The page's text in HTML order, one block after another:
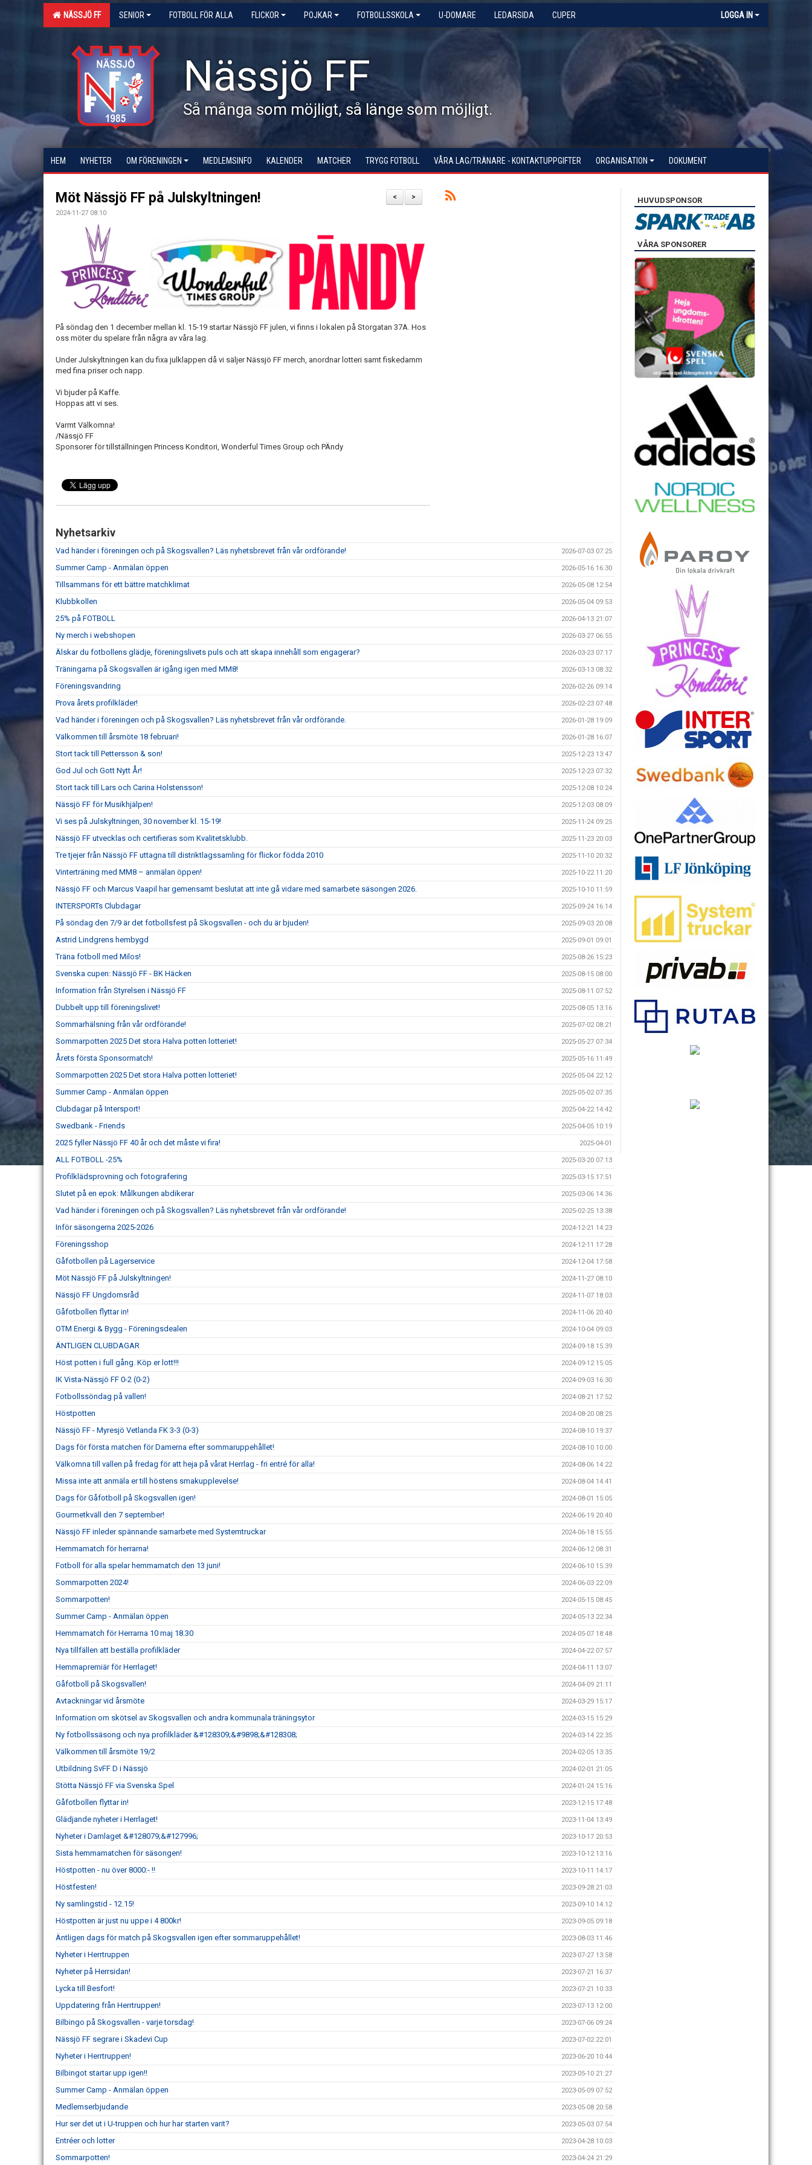
NÄSSJÖ FF SENIOR FOTBOLL FÖR ALLA FLICKOR POJKAR FOTBOLLSSKOLA U-DOMARE LEDARSIDA CUPER LOGGA IN
Nässjö FF
Så många som möjligt, så länge som möjligt.
HEM NYHETER OM FÖRENINGEN MEDLEMSINFO KALENDER MATCHER TRYGG FOTBOLL VÅRA LAG/TRÄNARE - KONTAKTUPPGIFTER ORGANISATION DOKUMENT
>
<
Möt Nässjö FF på Julskyltningen!
2024-11-27 08:10
På söndag den 1 december mellan kl. 15-19 startar Nässjö FF julen, vi finns i lokalen på Storgatan 37A. Hos
oss möter du spelare från några av våra lag.
Under Julskyltningen kan du fixa julklappen då vi säljer Nässjö FF merch, anordnar lotteri samt fiskedamm
med fina priser och napp.
Vi bjuder på Kaffe.
Hoppas att vi ses.
Varmt Välkomna!
/Nässjö FF
Sponsorer för tillställningen Princess Konditori, Wonderful Times Group och PÄndy
Nyhetsarkiv
Vad händer i föreningen och på Skogsvallen? Läs nyhetsbrevet från vår ordförande! 2026-07-03 07:25
Summer Camp - Anmälan öppen 2026-05-16 16:30
Tillsammans för ett bättre matchklimat 2026-05-08 12:54
Klubbkollen 2026-05-04 09:53
25% på FOTBOLL 2026-04-13 21:07
Ny merch i webshopen 2026-03-27 06:55
Älskar du fotbollens glädje, föreningslivets puls och att skapa innehåll som engagerar? 2026-03-23 07:17
Träningarna på Skogsvallen är igång igen med MM8! 2026-03-13 08:32
Föreningsvandring 2026-02-26 09:14
Prova årets profilkläder! 2026-02-23 07:48
Vad händer i föreningen och på Skogsvallen? Läs nyhetsbrevet från vår ordförande. 2026-01-28 19:09
Välkommen till årsmöte 18 februari! 2026-01-28 16:07
Stort tack till Pettersson & son! 2025-12-23 13:47
God Jul och Gott Nytt År! 2025-12-23 07:32
Stort tack till Lars och Carina Holstensson! 2025-12-08 10:24
Nässjö FF för Musikhjälpen! 2025-12-03 08:09
Vi ses på Julskyltningen, 30 november kl. 15-19! 2025-11-24 09:25
Nässjö FF utvecklas och certifieras som Kvalitetsklubb. 2025-11-23 20:03
Tre tjejer från Nässjö FF uttagna till distriktlagssamling för flickor födda 2010 2025-11-10 20:32
Vinterträning med MM8 – anmälan öppen! 2025-10-22 11:20
Nässjö FF och Marcus Vaapil har gemensamt beslutat att inte gå vidare med samarbete säsongen 2026. 2025-10-10 11:59
INTERSPORTs Clubdagar 2025-09-24 16:14
På söndag den 7/9 är det fotbollsfest på Skogsvallen - och du är bjuden! 2025-09-03 20:08
Astrid Lindgrens hembygd 2025-09-01 09:01
Träna fotboll med Milos! 2025-08-26 15:23
Svenska cupen: Nässjö FF - BK Häcken 2025-08-15 08:00
Information från Styrelsen i Nässjö FF 2025-08-11 07:52
Dubbelt upp till föreningslivet! 2025-08-05 13:16
Sommarhälsning från vår ordförande! 2025-07-02 08:21
Sommarpotten 2025 Det stora Halva potten lotteriet! 2025-05-27 07:34
Årets första Sponsormatch! 2025-05-16 11:49
Sommarpotten 2025 Det stora Halva potten lotteriet! 2025-05-04 22:12
Summer Camp - Anmälan öppen 2025-05-02 07:35
Clubdagar på Intersport! 2025-04-22 14:42
Swedbank - Friends 2025-04-05 10:19
2025 fyller Nässjö FF 40 år och det måste vi fira! 2025-04-01
ALL FOTBOLL -25% 2025-03-20 07:13
Profilklädsprovning och fotografering 2025-03-15 17:51
Slutet på en epok: Målkungen abdikerar 2025-03-06 14:36
Vad händer i föreningen och på Skogsvallen? Läs nyhetsbrevet från vår ordförande! 2025-02-25 13:38
Inför säsongerna 2025-2026 2024-12-21 14:23
Föreningsshop 2024-12-11 17:28
Gåfotbollen på Lagerservice 2024-12-04 17:58
Möt Nässjö FF på Julskyltningen! 2024-11-27 08:10
Nässjö FF Ungdomsråd 2024-11-07 18:03
Gåfotbollen flyttar in! 2024-11-06 20:40
OTM Energi & Bygg - Föreningsdealen 2024-10-04 09:03
ÄNTLIGEN CLUBDAGAR 2024-09-18 15:39
Höst potten i full gång. Köp er lott!!! 2024-09-12 15:05
IK Vista-Nässjö FF 0-2 (0-2) 2024-09-03 16:30
Fotbollssöndag på vallen! 2024-08-21 17:52
Höstpotten 2024-08-20 08:25
Nässjö FF - Myresjö Vetlanda FK 3-3 (0-3) 2024-08-10 19:37
Dags för första matchen för Damerna efter sommaruppehållet! 2024-08-10 10:00
Välkomna till vallen på fredag för att heja på vårat Herrlag - fri entré för alla! 2024-08-06 14:22
Missa inte att anmäla er till höstens smakupplevelse! 2024-08-04 14:41
Dags för Gåfotboll på Skogsvallen igen! 2024-08-01 15:05
Gourmetkväll den 7 september! 2024-06-19 20:40
Nässjö FF inleder spännande samarbete med Systemtruckar 2024-06-18 15:55
Hemmamatch för herrarna! 2024-06-12 08:31
Fotboll för alla spelar hemmamatch den 13 juni! 2024-06-10 15:39
Sommarpotten 2024! 2024-06-03 22:09
Sommarpotten! 2024-05-15 08:45
Summer Camp - Anmälan öppen 2024-05-13 22:34
Hemmamatch för Herrarna 10 maj 18.30 2024-05-07 18:48
Nya tillfällen att beställa profilkläder 2024-04-22 07:57
Hemmapremiär för Herrlaget! 2024-04-11 13:07
Gåfotboll på Skogsvallen! 2024-04-09 21:11
Avtackningar vid årsmöte 2024-03-29 15:17
Information om skötsel av Skogsvallen och andra kommunala träningsytor 2024-03-15 15:29
Ny fotbollssäsong och nya profilkläder &#128309;&#9898;&#128308; 2024-03-14 22:35
Välkommen till årsmöte 19/2 2024-02-05 13:35
Utbildning SvFF D i Nässjö 2024-02-01 21:05
Stötta Nässjö FF via Svenska Spel 2024-01-24 15:16
Gåfotbollen flyttar in! 2023-12-15 17:48
Glädjande nyheter i Herrlaget! 2023-11-04 13:49
Nyheter i Damlaget &#128079;&#127996; 2023-10-17 20:53
Sista hemmamatchen för säsongen! 2023-10-12 13:16
Höstpotten - nu över 8000:- !! 2023-10-11 14:17
Höstfesten! 2023-09-28 21:03
Ny samlingstid - 12.15! 2023-09-10 14:12
Höstpotten är just nu uppe i 4 800kr! 2023-09-05 09:18
Äntligen dags för match på Skogsvallen igen efter sommaruppehållet! 2023-08-03 11:46
Nyheter i Herrtruppen 2023-07-27 13:58
Nyheter på Herrsidan! 2023-07-21 16:37
Lycka till Besfort! 2023-07-21 10:33
Uppdatering från Herrtruppen! 2023-07-13 12:00
Bilbingo på Skogsvallen - varje torsdag! 2023-07-06 09:24
Nässjö FF segrare i Skadevi Cup 2023-07-02 22:01
Nyheter i Herrtruppen! 2023-06-20 10:44
Bilbingot startar upp igen!! 2023-05-10 21:27
Summer Camp - Anmälan öppen 2023-05-09 07:52
Medlemserbjudande 2023-05-08 20:58
Hur ser det ut i U-truppen och hur har starten varit? 2023-05-03 07:54
Entréer och lotter 2023-04-28 10:03
Sommarpotten! 2023-04-24 21:29
HUVUDSPONSOR
VÅRA SPONSORER